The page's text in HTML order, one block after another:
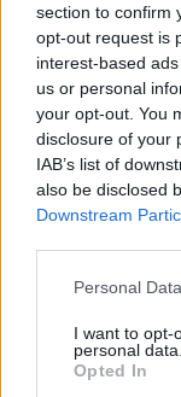
section to confirm
opt-out request is
interest-based
us or personal
your opt-out. You
disclosure of your
IAB’s list of
also be disclosed
Downstream
Please note that
not limited to
grant or deny
use your data for
Personal
I want to opt-
personal data.
Opted In
LEGFRISSEBB